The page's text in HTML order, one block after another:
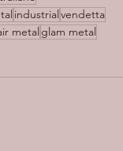
industrialvendetta
metal glam metal